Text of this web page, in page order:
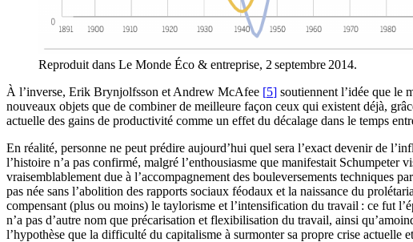
Reproduit dans Le Monde Éco & entreprise, 2 septembre 2014.
À l’inverse, Erik Brynjolfsson et Andrew McAfee [5] soutiennent l’idée que le
nouveaux objets que de combiner de meilleure façon ceux qui existent déjà,
actuelle des gains de productivité comme un effet du décalage dans le temps
En réalité, personne ne peut prédire aujourd’hui quel sera l’exact devenir de
l’histoire n’a pas confirmé, malgré l’enthousiasme que manifestait
vraisemblablement due à l’accompagnement des bouleversements techniques
pas née sans l’abolition des rapports sociaux féodaux et la naissance du
compensant (plus ou moins) le taylorisme et l’intensification du travail : ce fut
n’a pas d’autre nom que précarisation et flexibilisation du travail, ainsi
l’hypothèse que la difficulté du capitalisme à surmonter sa propre crise actuelle